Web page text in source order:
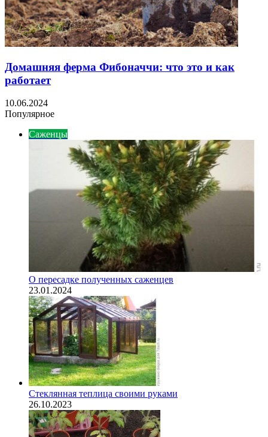
Домашняя ферма Фибоначчи: что это и как
работает
10.06.2024
Популярное
Саженцы
О пересадке полученных саженцев
23.01.2024
Стеклянная теплица своими руками
26.10.2023